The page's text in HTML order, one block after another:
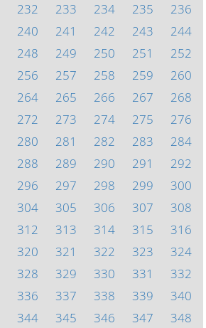
232 233 234 235
236
240 241 242 243
244
248 249 250 251
252
256 257 258 259
260
264 265 266 267
268
272 273 274 275
276
280 281 282 283
284
288 289 290 291
292
296 297 298 299
300
304 305 306 307
308
312 313 314 315
316
320 321 322 323
324
328 329 330 331
332
336 337 338 339
340
344 345 346 347 348